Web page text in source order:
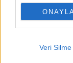
Veri Silme
Skor tahmini 2-1
Nisan ayının